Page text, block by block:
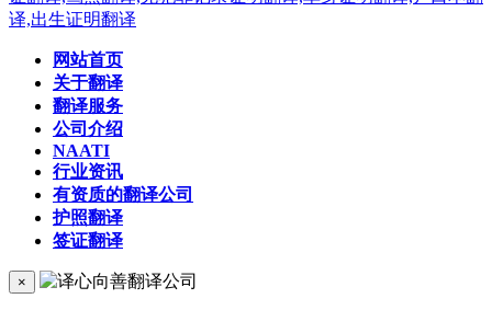
网站首页
关于翻译
翻译服务
公司介绍
NAATI
行业资讯
有资质的翻译公司
护照翻译
签证翻译
×